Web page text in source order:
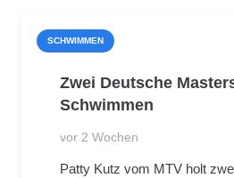
SCHWIMMEN
Zwei Deutsche
Schwimmen
vor 2 Wochen
Patty Kutz vom MTV holt